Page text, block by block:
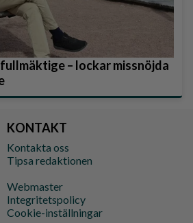
fullmäktige – lockar missnöjda
KONTAKT
Kontakta oss
Tipsa redaktionen
Webmaster
Integritetspolicy
Cookie-inställningar